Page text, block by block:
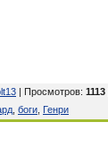
| Просмотров: 1113
боги Генри